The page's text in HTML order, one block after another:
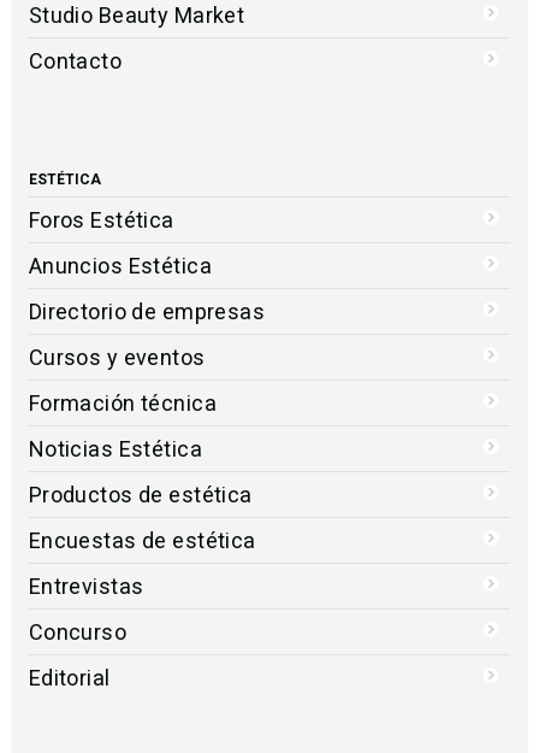
Studio Beauty Market
Contacto
ESTÉTICA
Foros Estética
Anuncios Estética
Directorio de empresas
Cursos y eventos
Formación técnica
Noticias Estética
Productos de estética
Encuestas de estética
Entrevistas
Concurso
Editorial